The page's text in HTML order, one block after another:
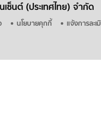
ซ็นต์ (ประเทศไทย) จำกัด
นโยบายคุกกี้ แจ้งการละ